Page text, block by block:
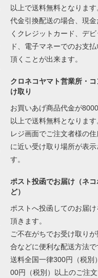
以上で送料無料となります
代金引換配送の場合、現金
くクレジットカード、デ
ド、電子マネーでのお支
頂くことが出来ます。
クロネコヤマト営業所・
け取り
お買いあげ商品代金が
以上で送料無料となります
レジ画面でご注文者様の住
に近い受け取り場所が表示
す。
ポスト投函でお届け（ネ
ど）
ポストへ投函してのお届け
頂きます。
ご不在がちでお受け取り
合などに便利な配送方法で
送料全国一律300円（税
00円（税別）以上のご注